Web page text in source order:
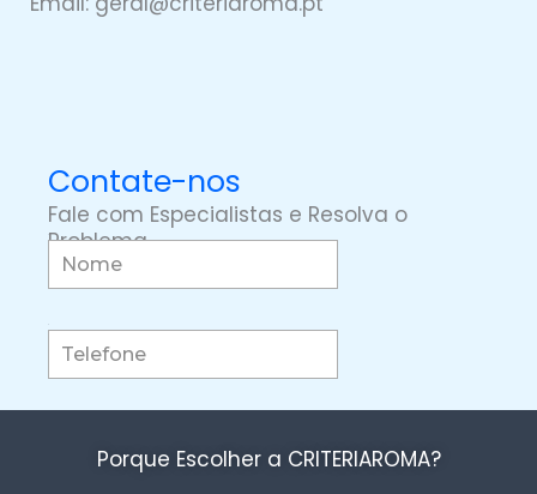
Contate-nos
Fale com Especialistas e Resolva o
Problema
Porque Escolher a CRITERIAROMA?